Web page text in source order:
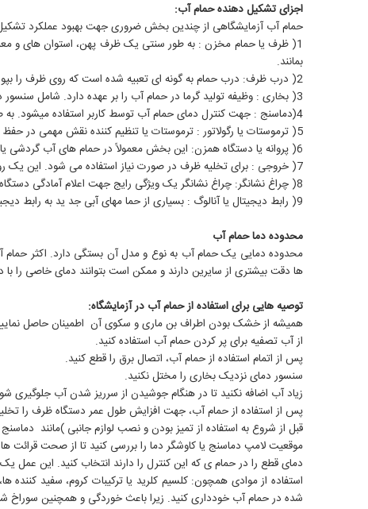
اجزای تشکیل دهنده حمام آب:
حمام آب آزمایشگاهی از چندین بخش ضروری جهت بهبود عملکرد
1( ظرف یا حمام مخزن : به طور سنتی یک ظرف پهن، استوان های و
بمانند.
2( درب ظرف: درب حمام به گونه ای تعبیه شده است که روی ظرف را بپوشاند و از تبخیر آب از حمام جلوگیری کند. جنس آن معمولاً از شیشه مقاوم در برابر حرارت یا فلز عایق است تا ضمن حفظ ثبات دما، دید را فراهم می کند.
3( بخاری : وظیفه تولید گرما در حمام آب را بر عهده دارد. شامل سنسور دما جهت نظارت و تنظیم فرآیند گرمایش است.
4(دماسنج : جهت کنترل دمای حمام آب توسط کاربر استفاده میشود. به صوت توکار (ادغام در کنترل پنل حمام آب) یا جداگانه که در داخل حمام قرار می گیرد.
5( ترموستات یا رگولاتور : ترموستات یا تنظیم کننده نقش مهمی در حفظ و ثبات دمای حمام آب دارد که گرمایش را طبق خواندن دما از سنسور از کنترل دقیق دما اطمینان حاصل میکند.
6( پروانه یا دستگاه همزن: این بخش معمولاً در حمام های آب گردشی یافت می شود. شامل یک همزن است که به گردش آب در داخل حمام کمک کرده و از توزیع یکنواخت دما و جلوگیری از گرادیان دما جلوگیری می کند.
7( خروجی : برای تخلیه ظرف در صورت نیاز استفاده می شود. این یک روش آسان جهت تخلیه یا جایگزینی آب در حمام آب فراهم می کند.
8( چراغ نشانگر: چراغ نشانگر یک ویژگی رایج جهت اعلام آمادگی دستگاه برای استفاده بهکابر در حمام های آبی است .
9( رابط دیجیتال یا آنالوگ : بسیاری از حما مهای آبی جد ید به رابط دیجیتال یا آنالوگ مجهز میباشند. این رابط به کاربران اجازه ی تنظیم و کنترل دما می دهد.
محدوده دما حمام آب
محدوده دمایی یک حمام آب به نوع و مدل آن بستگی دارد. اکثر
ها دقت بیشتری از سایرین دارند و ممکن است بتوانند دمای خاصی را با
توصیه هایی برای استفاده از حمام آب در آزمایشگاه:
همیشه از خشک بودن اطراف بن ماری و سکوی آن اطمینان حاصل
از آب تصفیه برای پر کردن حمام آب استفاده کنید.
پس از اتمام استفاده از حمام آب، اتصال برق را قطع کنید.
سنسور دمای نزدیک بخاری را مختل نکنید.
زیاد آب اضافه نکنید تا در هنگام جوشیدن از سرریز شدن آب جلوگیری
پس از استفاده از حمام آب، جهت افزایش طول عمر دستگاه ظرف را
قبل از شروع به استفاده از تمیز بودن و نصب لوازم جانبی )مانند
موقعیت لامپ دماسنج یا کاوشگر دما را بررسی کنید تا از صحت قرائت
دمای قطع را در حمام ی که این کنترل را دارند انتخاب کنید. این عمل
استفاده از موادی همچون: کلسیم کلرید یا ترکیبات کروم، سفید
شده در حمام آب خودداری کنید. زیرا باعث خوردگی و همچنین